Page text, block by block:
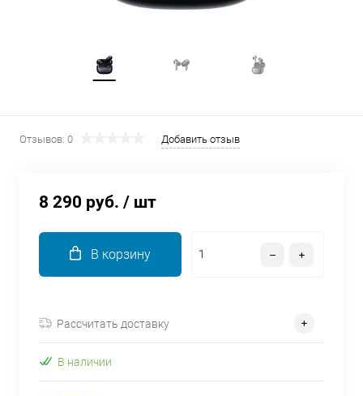
Отзывов: 0 Добавить отзыв
8 290 руб. / шт
В корзину
Рассчитать доставку
В наличии
каждые 2 недели
недели
8 800 302-02-51
plait.ru